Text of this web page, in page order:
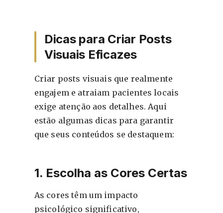
Dicas para Criar Posts
Visuais Eficazes
Criar posts visuais que realmente
engajem e atraiam pacientes locais
exige atenção aos detalhes. Aqui
estão algumas dicas para garantir
que seus conteúdos se destaquem:
1. Escolha as Cores Certas
As cores têm um impacto
psicológico significativo,